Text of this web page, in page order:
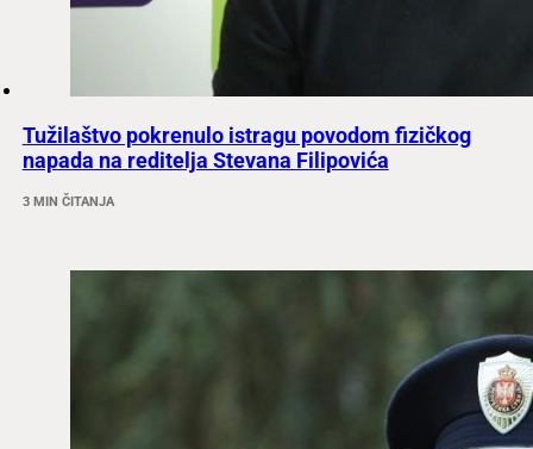
Tužilaštvo pokrenulo istragu povodom fizičkog
napada na reditelja Stevana Filipovića
3 MIN ČITANJA